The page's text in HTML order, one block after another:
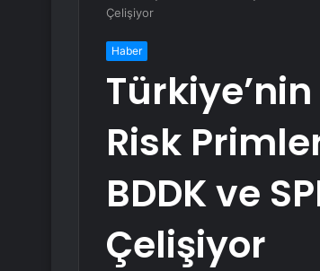
Çelişiyor
Haber
Risk
BDDK ve
Çelişiyor